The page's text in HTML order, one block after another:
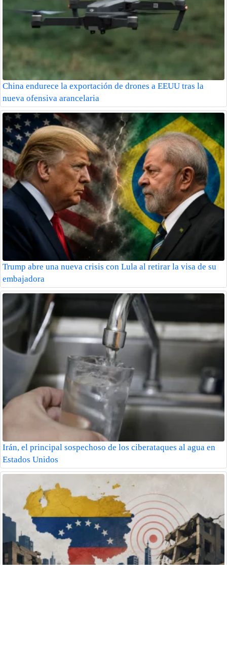
China endurece la exportación de drones a EEUU tras la
nueva ofensiva arancelaria
Trump abre una nueva crisis con Lula al retirar la visa de su
embajadora
Irán, el principal sospechoso de los ciberataques al agua en
Estados Unidos